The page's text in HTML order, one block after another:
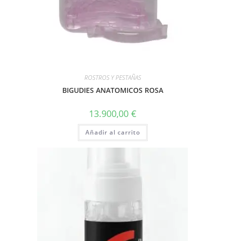
ROSTROS Y PESTAÑAS
BIGUDIES ANATOMICOS ROSA
13.900,00 €
Añadir al carrito